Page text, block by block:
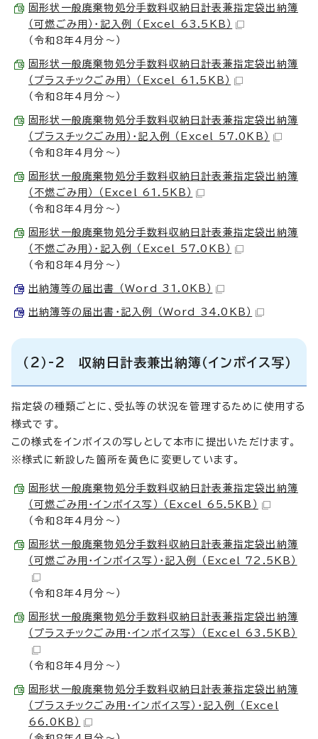
固形状一般廃棄物処分手数料収納日計表兼指定袋出納簿
（可燃ごみ用）・記入例 （Excel 63.5KB）
（令和8年4月分～）
固形状一般廃棄物処分手数料収納日計表兼指定袋出納簿
（プラスチックごみ用） （Excel 61.5KB）
（令和8年4月分～）
固形状一般廃棄物処分手数料収納日計表兼指定袋出納簿
（プラスチックごみ用）・記入例 （Excel 57.0KB）
（令和8年4月分～）
固形状一般廃棄物処分手数料収納日計表兼指定袋出納簿
（不燃ごみ用） （Excel 61.5KB）
（令和8年4月分～）
固形状一般廃棄物処分手数料収納日計表兼指定袋出納簿
（不燃ごみ用）・記入例 （Excel 57.0KB）
（令和8年4月分～）
出納簿等の届出書 （Word 31.0KB）
出納簿等の届出書・記入例 （Word 34.0KB）
（2）-2 収納日計表兼出納簿（インボイス写）
指定袋の種類ごとに、受払等の状況を管理するために使用する
様式です。
この様式をインボイスの写しとして本市に提出いただけます。
※様式に新設した箇所を黄色に変更しています。
固形状一般廃棄物処分手数料収納日計表兼指定袋出納簿
（可燃ごみ用・インボイス写） （Excel 65.5KB）
（令和8年4月分～）
固形状一般廃棄物処分手数料収納日計表兼指定袋出納簿
（可燃ごみ用・インボイス写）・記入例 （Excel 72.5KB）
（令和8年4月分～）
固形状一般廃棄物処分手数料収納日計表兼指定袋出納簿
（プラスチックごみ用・インボイス写） （Excel 63.5KB）
（令和8年4月分～）
固形状一般廃棄物処分手数料収納日計表兼指定袋出納簿
（プラスチックごみ用・インボイス写）・記入例 （Excel
66.0KB）